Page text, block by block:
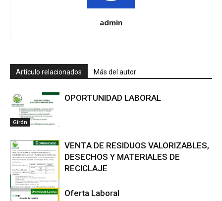
admin
Artículo relacionados Más del autor
Girón
OPORTUNIDAD LABORAL
Girón
VENTA DE RESIDUOS VALORIZABLES,
DESECHOS Y MATERIALES DE
RECICLAJE
Oferta Laboral